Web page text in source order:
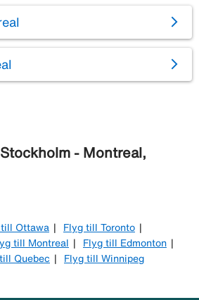
- Montreal,
till Ottawa
Flyg till Toronto
till Montreal
Flyg till Edmonton
Quebec Flyg till Winnipeg